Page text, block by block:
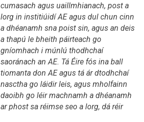
cumasach agus uaillmhianach, post a
lorg in institiúidí AE agus dul chun cinn
a dhéanamh sna poist sin, agus an deis
a thapú le bheith páirteach go
gníomhach i múnlú thodhchaí
saoránach an AE. Tá Éire fós ina ball
tiomanta don AE agus tá ár dtodhchaí
nasctha go láidir leis, agus mholfainn
daoibh go léir machnamh a dhéanamh
ar phost sa réimse seo a lorg, dá réir